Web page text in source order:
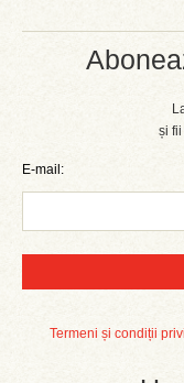
și
E-mail:
Termeni și condiții